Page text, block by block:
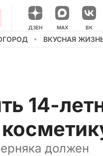
ДЗЕН НАШ КАНАЛ В
MAX ВК
ВКУСНАЯ
14-
должен